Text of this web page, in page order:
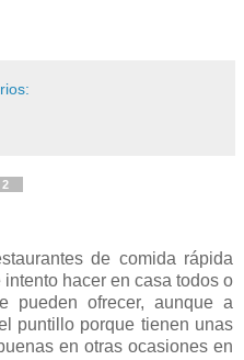
de comida rápida
hacer en casa todos o
pueden ofrecer, aunque a
puntillo porque tienen unas
en otras ocasiones en